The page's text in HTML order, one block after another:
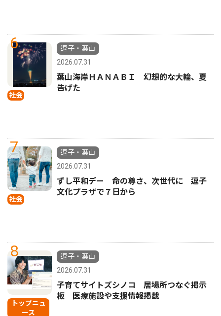
6
社会
逗子・葉山
2026.07.31
葉山海岸ＨＡＮＡＢＩ 幻想的な大輪、夏
告げた
7
社会
逗子・葉山
2026.07.31
ずし平和デー 命の尊さ、次世代に 逗子
文化プラザで７日から
8
トップニュ
ース
逗子・葉山
2026.07.31
子育てサイトズシノコ 居場所つなぐ掲示
板 医療施設や支援情報掲載